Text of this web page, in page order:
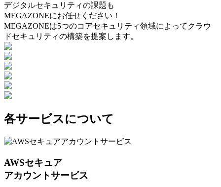
デジタルセキュリティの課題も
MEGAZONEにお任せください！
MEGAZONEは5つのコアセキュリティ領域によってクラウ
ドセキュリティの構築を提案します。
各サービスについて
AWSセキュア
アカウントサービス